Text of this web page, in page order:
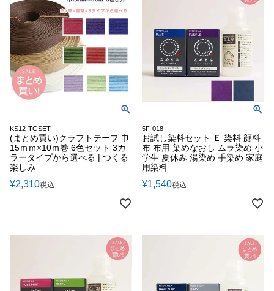
KS12-TGSET
(まとめ買い)クラフトテープ 巾
15ｍｍ×10ｍ巻 6色セット 3カ
ラータイプから選べる | つくる
楽しみ
¥2,310税込
5F-018
お試し染料セット Ｅ 染料 顔料
布 布用 染めなおし ムラ染め 小
学生 夏休み 湯染め 手染め 家庭
用染料
¥1,540税込